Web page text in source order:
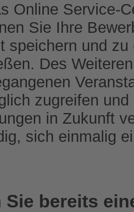
Online Service-
Sie Ihre
speichern und
Des
zugreifen
in Zukunft
sich einmalig
Sie bereits